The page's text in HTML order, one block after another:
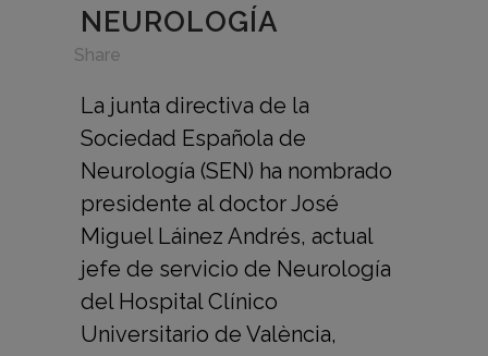
NEUROLOGÍA
Share
La junta directiva de la
Sociedad Española de
Neurología (SEN) ha nombrado
presidente al doctor José
Miguel Láinez Andrés, actual
jefe de servicio de Neurología
del Hospital Clínico
Universitario de València,